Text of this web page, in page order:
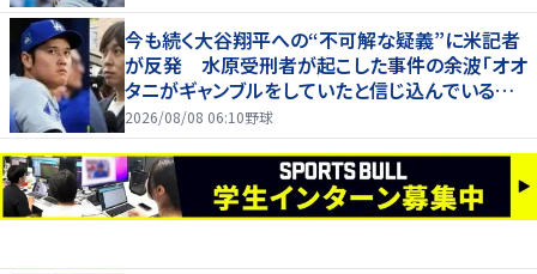
今も続く大谷翔平への“不可解な疑義”に米記者
が反発 水原受刑者が起こした事件の余波「オオ
タニがギャンブルをしていたと信じ込んでいる人
が一定数いる」
2026/08/08 06:10野球